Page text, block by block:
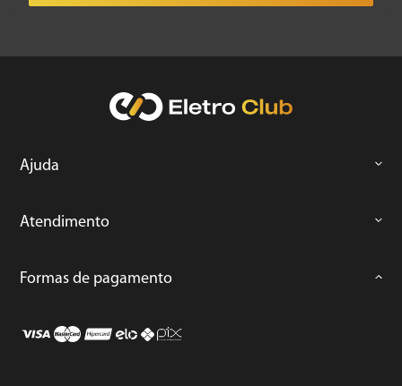
Ajuda
Atendimento
Formas de pagamento